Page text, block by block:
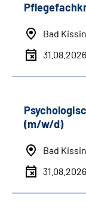
Bad
31.08.2026
(m/w/d)
Bad
31.08.2026